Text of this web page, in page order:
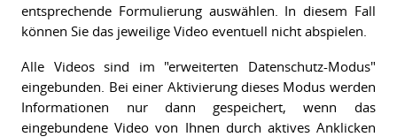
entsprechende Formulierung auswählen. In diesem Fall
können Sie das jeweilige Video eventuell nicht abspielen.
Alle Videos sind im "erweiterten Datenschutz-Modus"
eingebunden. Bei einer Aktivierung dieses Modus werden
Informationen nur dann gespeichert, wenn das
eingebundene Video von Ihnen durch aktives Anklicken